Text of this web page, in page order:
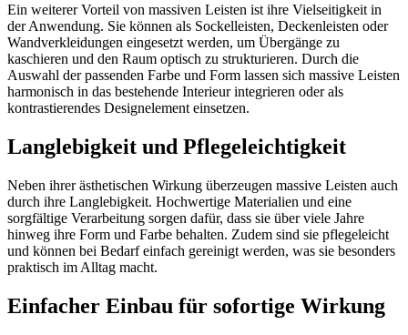
Ein weiterer Vorteil von massiven Leisten ist ihre Vielseitigkeit in
der Anwendung. Sie können als Sockelleisten, Deckenleisten oder
Wandverkleidungen eingesetzt werden, um Übergänge zu
kaschieren und den Raum optisch zu strukturieren. Durch die
Auswahl der passenden Farbe und Form lassen sich massive Leisten
harmonisch in das bestehende Interieur integrieren oder als
kontrastierendes Designelement einsetzen.
Langlebigkeit und Pflegeleichtigkeit
Neben ihrer ästhetischen Wirkung überzeugen massive Leisten auch
durch ihre Langlebigkeit. Hochwertige Materialien und eine
sorgfältige Verarbeitung sorgen dafür, dass sie über viele Jahre
hinweg ihre Form und Farbe behalten. Zudem sind sie pflegeleicht
und können bei Bedarf einfach gereinigt werden, was sie besonders
praktisch im Alltag macht.
Einfacher Einbau für sofortige Wirkung